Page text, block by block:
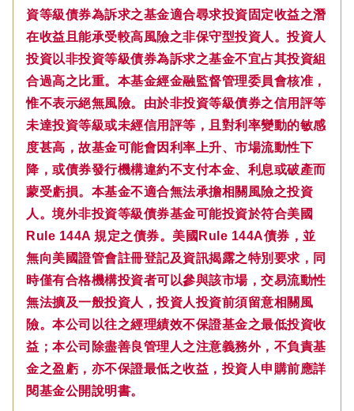
資等級債券為訴求之基金適合尋求投資固定收益之潛
在收益且能承受較高風險之非保守型投資人。投資人
投資以非投資等級債券為訴求之基金不宜占其投資組
合過高之比重。本基金經金融監督管理委員會核准，
惟不表示絕無風險。由於非投資等級債券之信用評等
未達投資等級或未經信用評等，且對利率變動的敏感
度甚高，故基金可能會因利率上升、市場流動性下
降，或債券發行機構違約不支付本金、利息或破產而
蒙受虧損。本基金不適合無法承擔相關風險之投資
人。境外非投資等級債券基金可能投資於符合美國
Rule 144A 規定之債券。美國Rule 144A債券，並
無向美國證管會註冊登記及資訊揭露之特別要求，同
時僅有合格機構投資者可以參與該市場，交易流動性
無法擴及一般投資人，投資人投資前須留意相關風
險。本公司以往之經理績效不保證基金之最低投資收
益；本公司除盡善良管理人之注意義務外，不負責基
金之盈虧，亦不保證最低之收益，投資人申購前應詳
閱基金公開說明書。